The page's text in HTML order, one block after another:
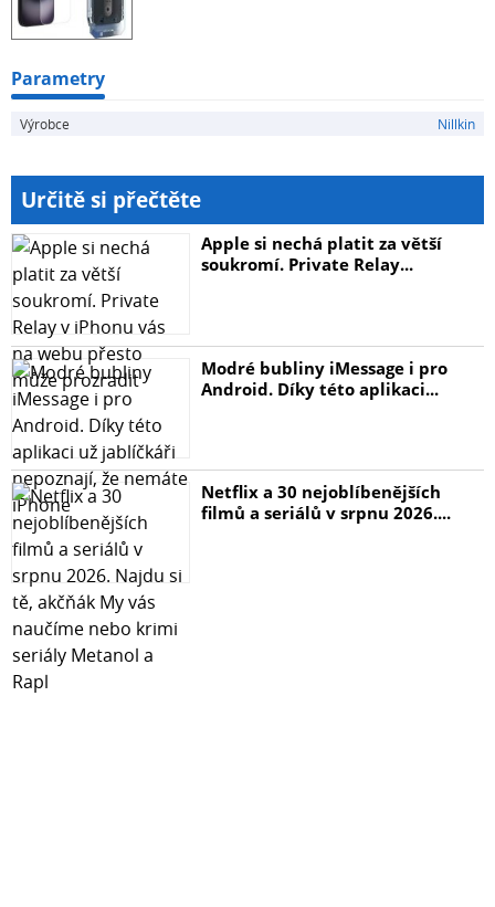
Parametry
Výrobce Nillkin
Určitě si přečtěte
Apple si nechá platit za větší
soukromí. Private Relay...
Modré bubliny iMessage i pro
Android. Díky této aplikaci...
Netflix a 30 nejoblíbenějších
filmů a seriálů v srpnu 2026....